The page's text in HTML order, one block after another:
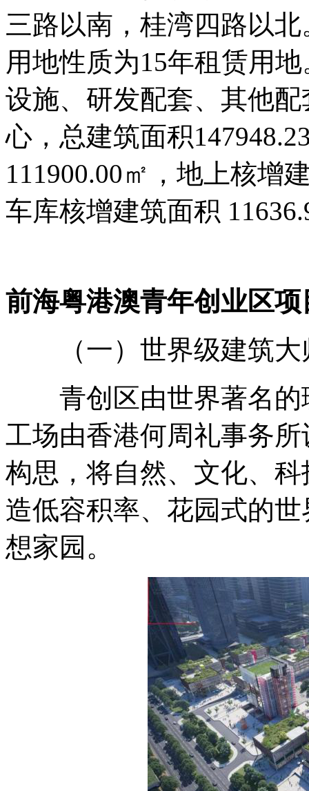
三路以南，桂湾四路以
用地性质为15年租赁用
设施、研发配套、其他
心，总建筑面积
111900.00㎡，地上核增
车库核增建筑面积
前海粤港澳青年创业区项
（一）世界级建筑大
青创区由世界著名的
工场由香港何周礼事务
构思，将自然、文化、
造低容积率、花园式的
想家园。